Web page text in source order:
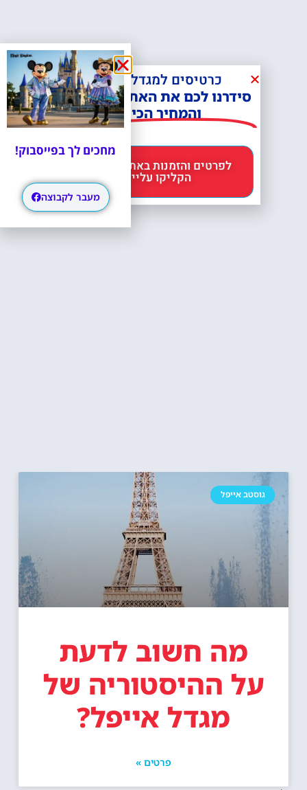
גוסטב אייפל
מה חשוב לדעת
על ההיסטוריה של
מגדל אייפל?
פרטים »
כרטיסים למגדל אייפל?
סידרנו לכם את האתר הכי אמין -
והמחיר הכי זול!
הקליקו עליי 😊
מחכים לך בפייסבוק!
מעבר לקבוצה